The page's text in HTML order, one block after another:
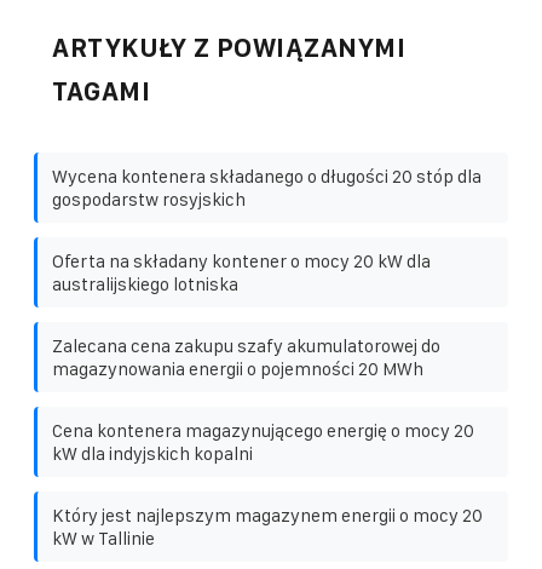
ARTYKUŁY Z POWIĄZANYMI
TAGAMI
Wycena kontenera składanego o długości 20 stóp dla
gospodarstw rosyjskich
Oferta na składany kontener o mocy 20 kW dla
australijskiego lotniska
Zalecana cena zakupu szafy akumulatorowej do
magazynowania energii o pojemności 20 MWh
Cena kontenera magazynującego energię o mocy 20
kW dla indyjskich kopalni
Który jest najlepszym magazynem energii o mocy 20
kW w Tallinie